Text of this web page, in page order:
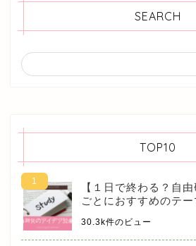
SEARCH
TOP10
【１日で終わる？自
ごとにおすすめのテー
30.3k件のビュー